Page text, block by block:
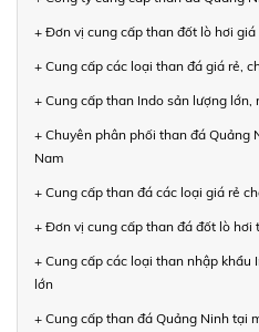
+ Đơn vị cung cấp than đốt lò hơi
+ Cung cấp các loại than đá giá rẻ,
+ Cung cấp than Indo sản lượng
+ Chuyên phân phối than đá Quảng
Nam
+ Cung cấp than đá các loại giá rẻ
+ Đơn vị cung cấp than đá đốt lò hơi
+ Cung cấp các loại than nhập
lớn
+ Cung cấp than đá Quảng Ninh tại